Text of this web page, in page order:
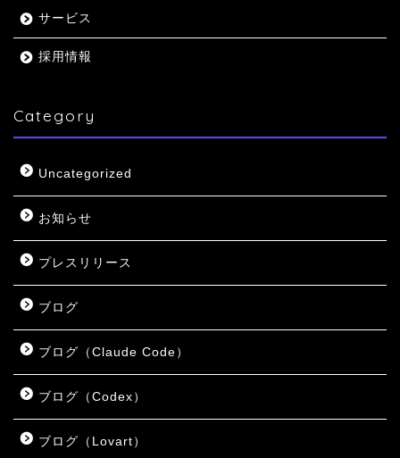
サービス
採用情報
Category
Uncategorized
お知らせ
プレスリリース
ブログ
ブログ（Claude Code）
ブログ（Codex）
ブログ（Lovart）